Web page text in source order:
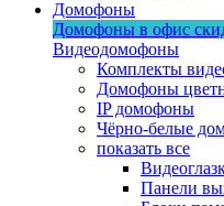
Домофоны
Домофоны в офис
Видеодомофоны
Комплекты
Домофоны
IP домофоны
Чёрно-белые
показать все
Панели